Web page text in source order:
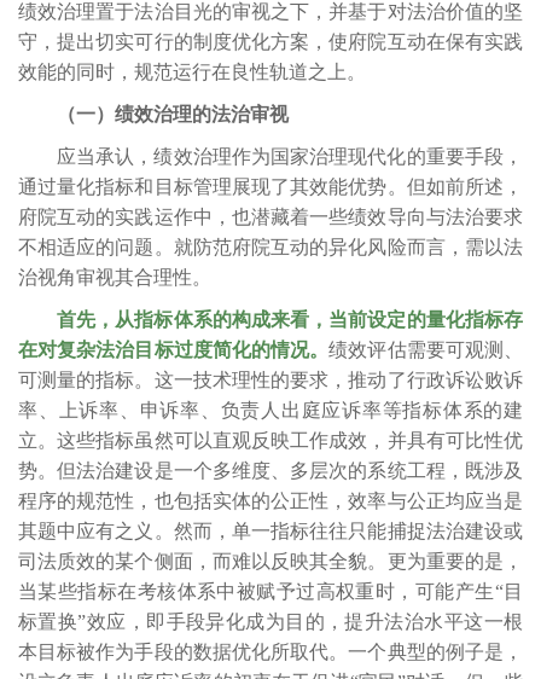
绩效治理置于法治目光的审视之下，并基于对法治价值的坚
守，提出切实可行的制度优化方案，使府院互动在保有实践
效能的同时，规范运行在良性轨道之上。
（一）绩效治理的法治审视
应当承认，绩效治理作为国家治理现代化的重要手段，
通过量化指标和目标管理展现了其效能优势。但如前所述，
府院互动的实践运作中，也潜藏着一些绩效导向与法治要求
不相适应的问题。就防范府院互动的异化风险而言，需以法
治视角审视其合理性。
首先，从指标体系的构成来看，当前设定的量化指标存
在对复杂法治目标过度简化的情况。绩效评估需要可观测、
可测量的指标。这一技术理性的要求，推动了行政诉讼败诉
率、上诉率、申诉率、负责人出庭应诉率等指标体系的建
立。这些指标虽然可以直观反映工作成效，并具有可比性优
势。但法治建设是一个多维度、多层次的系统工程，既涉及
程序的规范性，也包括实体的公正性，效率与公正均应当是
其题中应有之义。然而，单一指标往往只能捕捉法治建设或
司法质效的某个侧面，而难以反映其全貌。更为重要的是，
当某些指标在考核体系中被赋予过高权重时，可能产生“目
标置换”效应，即手段异化成为目的，提升法治水平这一根
本目标被作为手段的数据优化所取代。一个典型的例子是，